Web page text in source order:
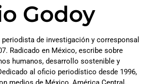
Godoy
de investigación y corresponsal
Radicado en México, escribe sobre
humanos, desarrollo sostenible y
al oficio periodístico desde 1996,